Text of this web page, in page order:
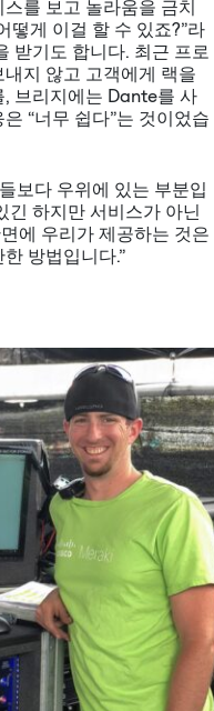
를 보고 놀라움을 금치
떻게 이걸 할 수 있죠?”라
받기도 합니다. 최근 프로
지 않고 고객에게 랙을
, 브리지에는 Dante를 사
“너무 쉽다”는 것이었습
보다 우위에 있는 부분입
긴 하지만 서비스가 아닌
에 우리가 제공하는 것은
방법입니다.”